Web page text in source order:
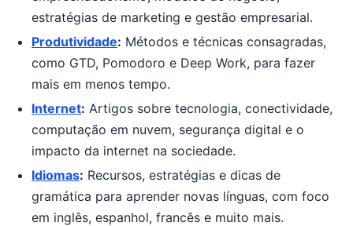
estratégias de marketing e gestão empresarial.
Produtividade: Métodos e técnicas consagradas,
como GTD, Pomodoro e Deep Work, para fazer
mais em menos tempo.
Internet: Artigos sobre tecnologia, conectividade,
computação em nuvem, segurança digital e o
impacto da internet na sociedade.
Idiomas: Recursos, estratégias e dicas de
gramática para aprender novas línguas, com foco
em inglês, espanhol, francês e muito mais.